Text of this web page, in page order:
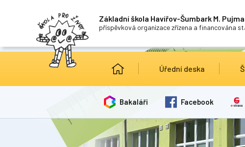
Základní škola Havířov-Šumbark M.
příspěvková organizace zřízena a financována
Úřední deska
Bakaláři Facebook